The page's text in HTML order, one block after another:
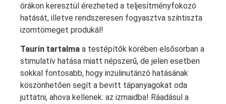
órákon keresztül érezheted a teljesítményfokozó
hatását, illetve rendszeresen fogyasztva színtiszta
izomtömeget produkál!
Taurin tartalma a testépítők körében elsősorban a
stimulatív hatása miatt népszerű, de jelen esetben
sokkal fontosabb, hogy inzulinutánzó hatásának
köszönhetően segít a bevitt tápanyagokat oda
juttatni, ahova kellenek: az izmaidba! Ráadásul a